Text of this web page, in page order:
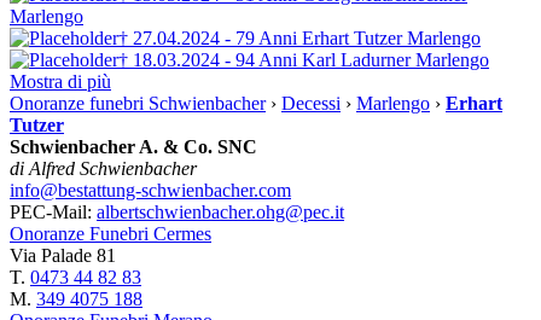
Marlengo
† 27.04.2024 - 79 Anni Erhart TutzerMarlengo
† 18.03.2024 - 94 Anni Karl LadurnerMarlengo
Mostra di più
Onoranze funebri Schwienbacher› Decessi › Marlengo › Erhart
Tutzer
Schwienbacher A. & Co. SNC
di Alfred Schwienbacher
info@bestattung-schwienbacher.com
PEC-Mail: albertschwienbacher.ohg@pec.it
Onoranze Funebri Cermes
Via Palade 81
T. 0473 44 82 83
M. 349 4075 188